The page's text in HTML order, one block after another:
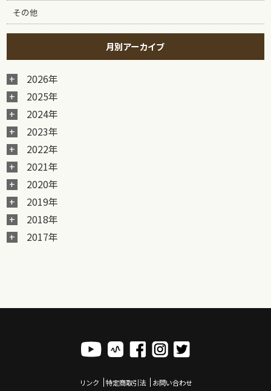
その他
月別アーカイブ
2026年
2025年
2024年
2023年
2022年
2021年
2020年
2019年
2018年
2017年
リンク 特定商取引法 お問い合わせ